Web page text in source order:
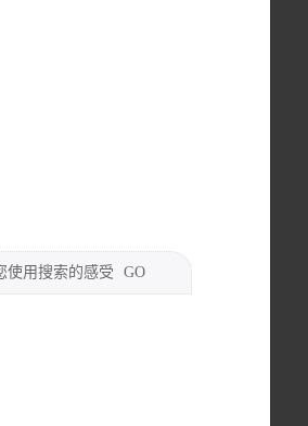
使用搜索的感受 GO